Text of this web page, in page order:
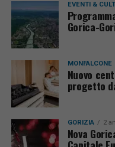
EVENTI &
Gorica-
MONFALCONE
Nuovo
progetto
GORIZIA 2
Nova